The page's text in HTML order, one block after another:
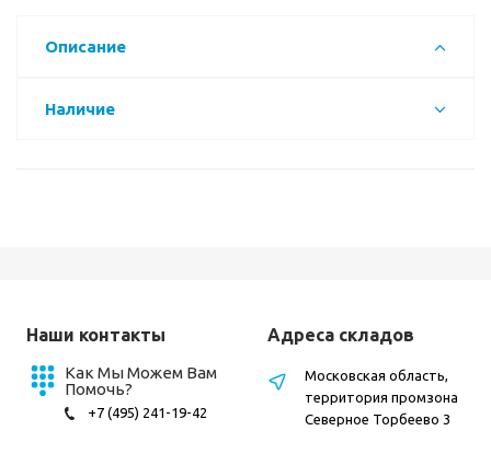
Описание
Наличие
Наши контакты
Как Мы Можем Вам
Помочь?
+7 (495) 241-19-42
Адреса складов
Московская область,
территория промзона
Северное Торбеево 3